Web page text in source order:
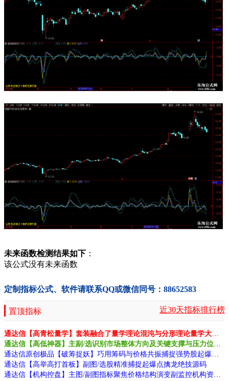
未来函数检测结果如下 ：
该公式没有未来函数
定制指标公式、软件请联系QQ或微信同号：88652583
置顶指标 近30天指标排行榜
通达信【高举高打首板】副图/选股精准捕捉起爆点擒龙绝技源码